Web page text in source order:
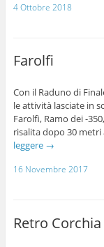
4 Ottobre 2018
Farolfi
Con il Raduno di
le attività lasciate in
Farolfi, Ramo dei -
risalita dopo 30 metri
leggere →
16 Novembre 2017
Retro